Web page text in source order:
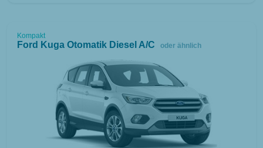
Kompakt
Ford Kuga Otomatik Diesel A/C oder ähnlich